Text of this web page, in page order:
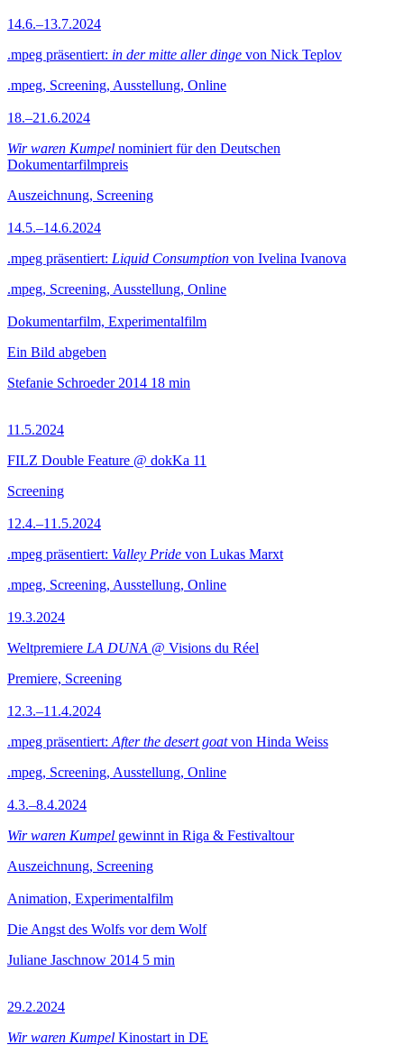
14.6.–13.7.2024
.mpeg präsentiert: in der mitte aller dinge von Nick Teplov
.mpeg, Screening, Ausstellung, Online
18.–21.6.2024
Wir waren Kumpel nominiert für den Deutschen
Dokumentarfilmpreis
Auszeichnung, Screening
14.5.–14.6.2024
.mpeg präsentiert: Liquid Consumption von Ivelina Ivanova
.mpeg, Screening, Ausstellung, Online
Dokumentarfilm, Experimentalfilm
Ein Bild abgeben
Stefanie Schroeder 2014 18 min
11.5.2024
FILZ Double Feature @ dokKa 11
Screening
12.4.–11.5.2024
.mpeg präsentiert: Valley Pride von Lukas Marxt
.mpeg, Screening, Ausstellung, Online
19.3.2024
Weltpremiere LA DUNA @ Visions du Réel
Premiere, Screening
12.3.–11.4.2024
.mpeg präsentiert: After the desert goatvon Hinda Weiss
.mpeg, Screening, Ausstellung, Online
4.3.–8.4.2024
Wir waren Kumpel gewinnt in Riga & Festivaltour
Auszeichnung, Screening
Animation, Experimentalfilm
Die Angst des Wolfs vor dem Wolf
Juliane Jaschnow 2014 5 min
29.2.2024
Wir waren Kumpel Kinostart in DE